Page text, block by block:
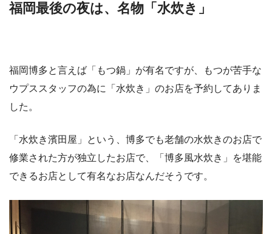
福岡最後の夜は、名物「水炊き」
福岡博多と言えば「もつ鍋」が有名ですが、もつが苦手な
ウプススタッフの為に「水炊き」のお店を予約してありま
した。
「水炊き濱田屋」という、博多でも老舗の水炊きのお店で
修業された方が独立したお店で、「博多風水炊き」を堪能
できるお店として有名なお店なんだそうです。